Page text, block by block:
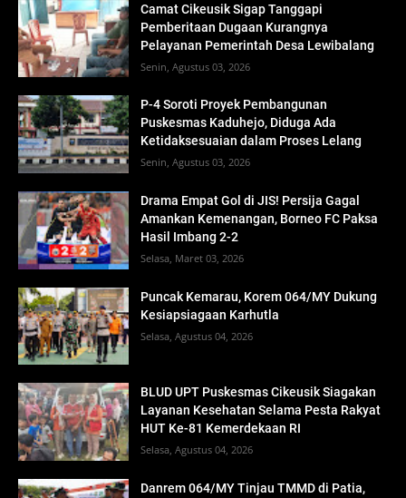
Camat Cikeusik Sigap Tanggapi
Pemberitaan Dugaan Kurangnya
Pelayanan Pemerintah Desa Lewibalang
Senin, Agustus 03, 2026
P-4 Soroti Proyek Pembangunan
Puskesmas Kaduhejo, Diduga Ada
Ketidaksesuaian dalam Proses Lelang
Senin, Agustus 03, 2026
Drama Empat Gol di JIS! Persija Gagal
Amankan Kemenangan, Borneo FC Paksa
Hasil Imbang 2-2
Selasa, Maret 03, 2026
Puncak Kemarau, Korem 064/MY Dukung
Kesiapsiagaan Karhutla
Selasa, Agustus 04, 2026
BLUD UPT Puskesmas Cikeusik Siagakan
Layanan Kesehatan Selama Pesta Rakyat
HUT Ke-81 Kemerdekaan RI
Selasa, Agustus 04, 2026
Danrem 064/MY Tinjau TMMD di Patia,